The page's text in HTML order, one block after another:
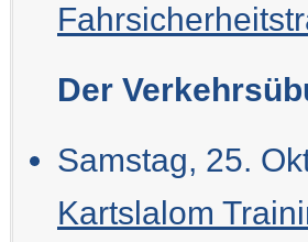
Der
Samstag, 25.
Kartslalom